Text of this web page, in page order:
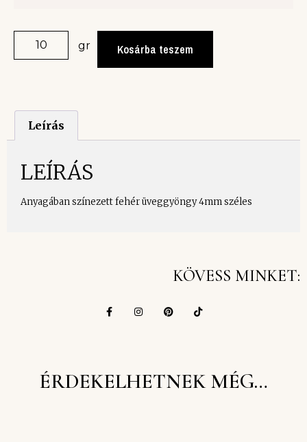
gr Kosárba teszem
Leírás
LEÍRÁS
Anyagában színezett fehér üveggyöngy 4mm széles
KÖVESS MINKET:
ÉRDEKELHETNEK MÉG…